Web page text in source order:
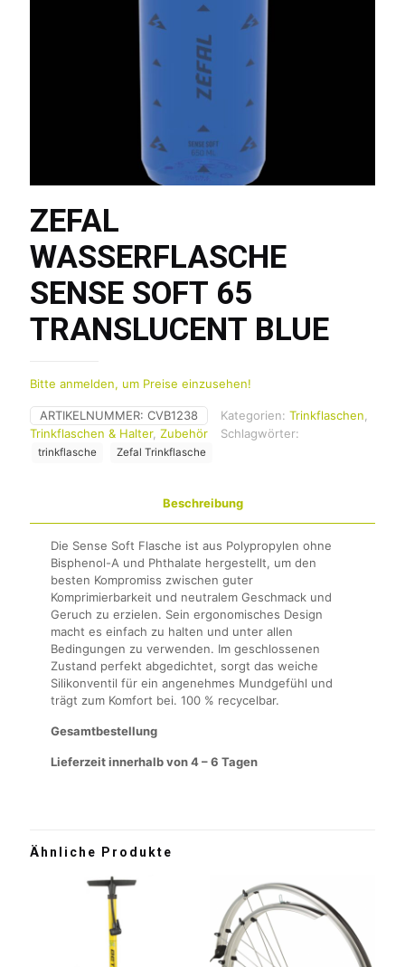
ZEFAL
WASSERFLASCHE
SENSE SOFT 65
TRANSLUCENT BLUE
Bitte anmelden, um Preise einzusehen!
ARTIKELNUMMER: CVB1238 Kategorien: Trinkflaschen
Trinkflaschen & Halter, Zubehör Schlagwörter:
trinkflasche Zefal Trinkflasche
Beschreibung
Die Sense Soft Flasche ist aus Polypropylen ohne
Bisphenol-A und Phthalate hergestellt, um den
besten Kompromiss zwischen guter
Komprimierbarkeit und neutralem Geschmack und
Geruch zu erzielen. Sein ergonomisches Design
macht es einfach zu halten und unter allen
Bedingungen zu verwenden. Im geschlossenen
Zustand perfekt abgedichtet, sorgt das weiche
Silikonventil für ein angenehmes Mundgefühl und
trägt zum Komfort bei. 100 % recycelbar.
Gesamtbestellung
Lieferzeit innerhalb von 4 – 6 Tagen
Ähnliche Produkte